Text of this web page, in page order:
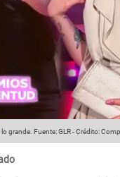
grande. Fuente: GLR-Crédito: